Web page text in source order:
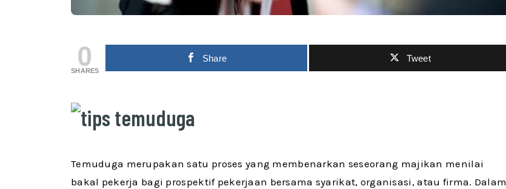
0
SHARES
Share Tweet
Temuduga merupakan satu proses yang membenarkan seseorang majikan menilai
bakal pekerja bagi prospektif pekerjaan bersama syarikat, organisasi, atau firma. Dalam